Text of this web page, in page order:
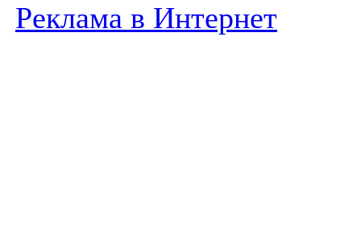
Реклама в Интернет